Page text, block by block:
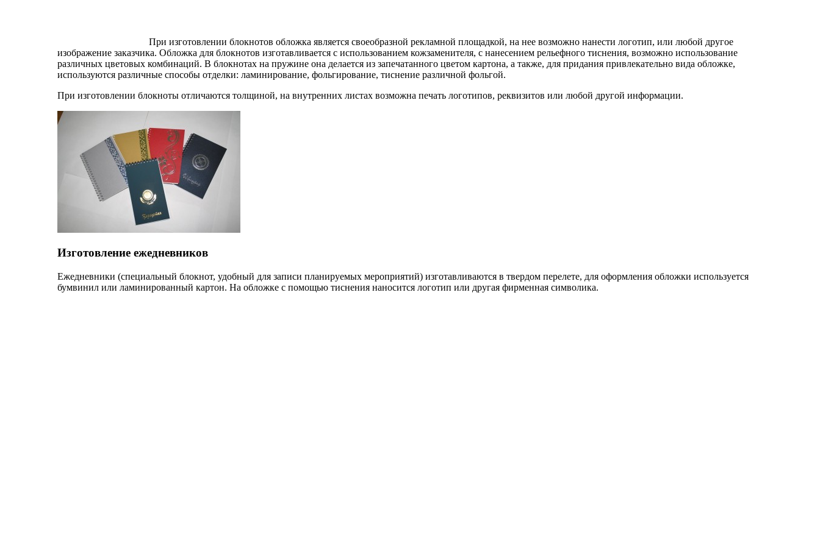
При изготовлении блокнотов обложка является своеобразной рекламной площадкой, на нее возможно нанести логотип, или любой другое
изображение заказчика. Обложка для блокнотов изготавливается с использованием кожзаменителя, с нанесением рельефного тиснения, возможно использование
различных цветовых комбинаций. В блокнотах на пружине она делается из запечатанного цветом картона, а также, для придания привлекательно вида обложке,
используются различные способы отделки: ламинирование, фольгирование, тиснение различной фольгой.
При изготовлении блокноты отличаются толщиной, на внутренних листах возможна печать логотипов, реквизитов или любой другой информации.
Изготовление ежедневников
Ежедневники (специальный блокнот, удобный для записи планируемых мероприятий) изготавливаются в твердом перелете, для оформления обложки используется
бумвинил или ламинированный картон. На обложке с помощью тиснения наносится логотип или другая фирменная символика.